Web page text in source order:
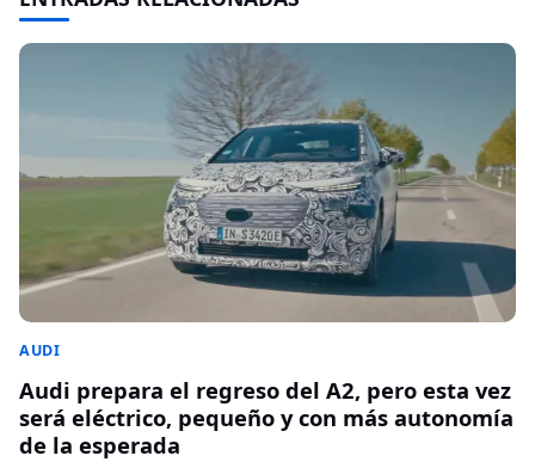
AUDI
Audi prepara el regreso del A2, pero esta vez
será eléctrico, pequeño y con más autonomía
de la esperada